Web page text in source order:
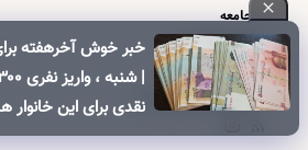
خبر خوش آخرهفته
کالابرگ برای
جامعه
علم و فناوری
درباره ما
تبلیغات و تماس با ما